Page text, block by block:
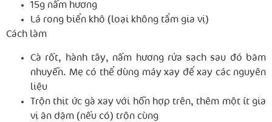
15g nấm hương
Lá rong biển khô (loại không tẩm gia vị)
Cách làm
Cà rốt, hành tây, nấm hương rửa sạch sau đó băm
nhuyễn. Mẹ có thể dùng máy xay để xay các nguyên
liệu
Trộn thịt ức gà xay với hỗn hợp trên, thêm một ít gia
vị ăn dặm (nếu có) trộn cùng